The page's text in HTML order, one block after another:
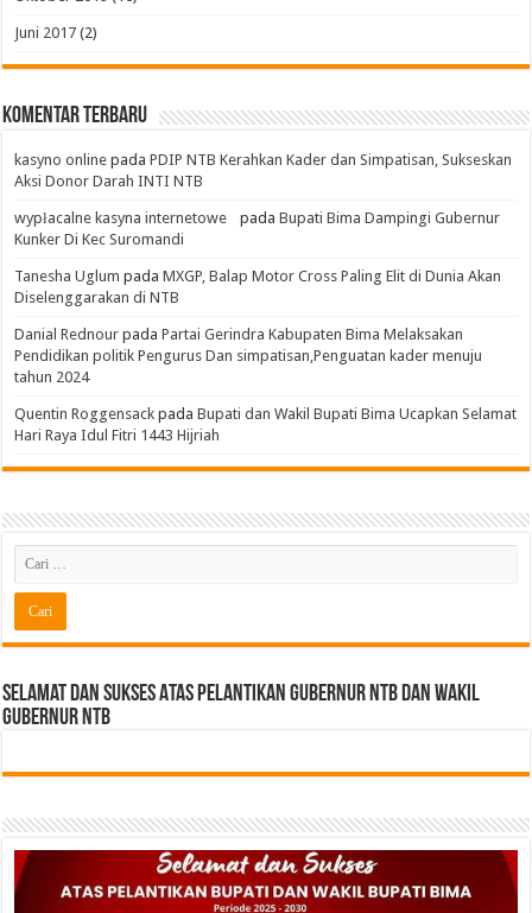
Juni 2017 (2)
Komentar Terbaru
kasyno online padaPDIP NTB Kerahkan Kader dan Simpatisan, Sukseskan
Aksi Donor Darah INTI NTB
wypłacalne kasyna internetowe padaBupati Bima Dampingi Gubernur
Kunker Di Kec Suromandi
Tanesha Uglum padaMXGP, Balap Motor Cross Paling Elit di Dunia Akan
Diselenggarakan di NTB
Danial Rednour padaPartai Gerindra Kabupaten Bima Melaksakan
Pendidikan politik Pengurus Dan simpatisan,Penguatan kader menuju
tahun 2024
Quentin Roggensack padaBupati dan Wakil Bupati Bima Ucapkan Selamat
Hari Raya Idul Fitri 1443 Hijriah
Selamat dan sukses Atas pelantikan Gubernur NTB Dan Wakil
gubernur NTB